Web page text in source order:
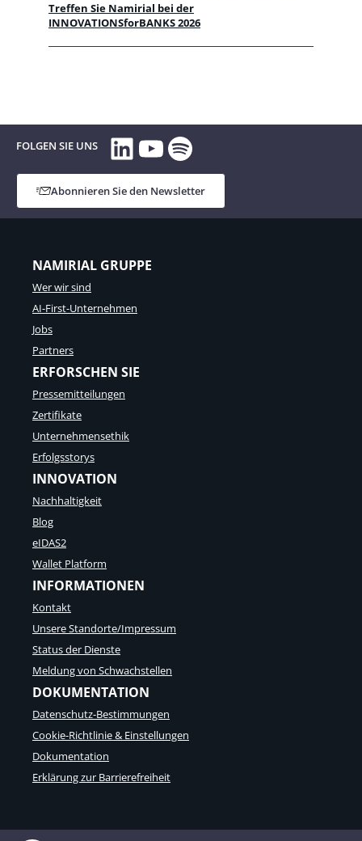
Treffen Sie Namirial bei der
INNOVATIONSforBANKS 2026
FOLGEN SIE UNS LinkedIn
YouTube
Spotify
Abonnieren Sie den Newsletter
NAMIRIAL GRUPPE
Wer wir sind
AI-First-Unternehmen
Jobs
Partners
ERFORSCHEN SIE
Pressemitteilungen
Zertifikate
Unternehmensethik
Erfolgsstorys
INNOVATION
Nachhaltigkeit
Blog
eIDAS2
Wallet Platform
INFORMATIONEN
Kontakt
Unsere Standorte/Impressum
Status der Dienste
Meldung von Schwachstellen
DOKUMENTATION
Datenschutz-Bestimmungen
Cookie-Richtlinie & Einstellungen
Dokumentation
Erklärung zur Barrierefreiheit